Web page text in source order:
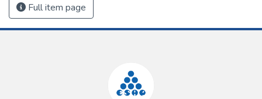
Full item page